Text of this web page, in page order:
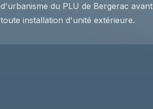
d'urbanisme du PLU de Bergerac avant
toute installation d'unité extérieure.